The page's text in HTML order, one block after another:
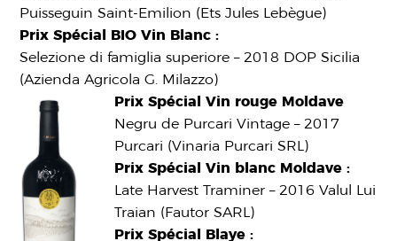
Puisseguin Saint-Emilion (Ets Jules Lebègue)
Prix Spécial BIO Vin Blanc :
Selezione di famiglia superiore – 2018 DOP Sicilia
(Azienda Agricola G. Milazzo)
Prix Spécial Vin rouge Moldave
Negru de Purcari Vintage – 2017
Purcari (Vinaria Purcari SRL)
Prix Spécial Vin blanc Moldave :
Late Harvest Traminer – 2016 Valul Lui
Traian (Fautor SARL)
Prix Spécial Blaye :